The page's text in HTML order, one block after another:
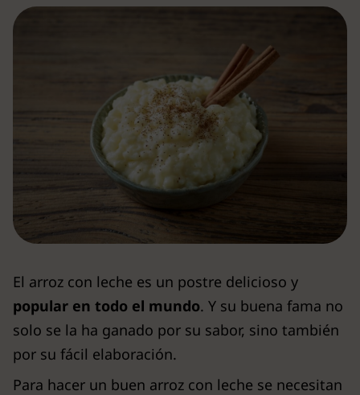
El arroz con leche es un postre delicioso y
popular en todo el mundo. Y su buena fama no
solo se la ha ganado por su sabor, sino también
por su fácil elaboración.
Para hacer un buen arroz con leche se necesitan